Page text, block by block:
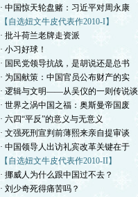
· 中国惊天轮盘赌：习近平对周永康
【自选妞文牛皮代表作2010-I】
· 批斗荷兰老牌走资派
· 小习好球！
· 国民党领导抗战，是胡说还是总书
· 为国献策：中国官员公布财产的实
· 逻辑与文明——从吴仪的一则传说谈
· 世界之涡中国之福：奥斯曼帝国废
· 六四“平反”的意义与无意义
· 文强死刑宣判前薄熙来亲自提审谈
· 中国领导人出访礼宾改革关键在于
【自选妞文牛皮代表作2010-II】
· 挪威人为什么跟中国过不去？
· 刘少奇死得痛苦吗？